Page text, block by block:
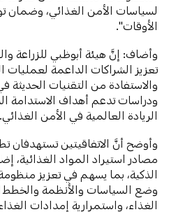
لسياسات الأمن الغذائي، وضمان
الأوقات".
وأضاف: إنَّ هيئة أبوظبي للزراعة
تعزيز الشراكات الداعمة لعمليات
والاستفادة من التقنيات الحديثة
ودراسات تدعم أهداف الاستدامة
الريادة العالمية في الأمن الغذائي.
وأوضح أنَّ الاتفاقيتين تستهدفان
مصادر استيراد المواد الغذائية،
الذكية، بما يسهم في تعزيز
وضع السياسات والأنظمة
الغذاء، واستمرارية إمدادات